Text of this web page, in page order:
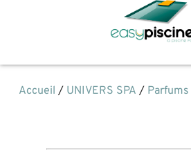
Accueil / UNIVERS SPA / Parfums